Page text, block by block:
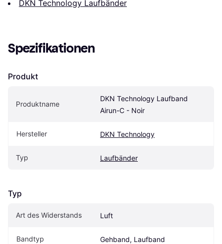
DKN Technology Laufbänder
Spezifikationen
Produkt
Produktname
DKN Technology Laufband
Airun-C - Noir
Hersteller DKN Technology
Typ Laufbänder
Typ
Art des Widerstands Luft
Bandtyp Gehband, Laufband